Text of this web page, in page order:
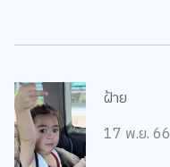
ฝ้าย
17 พ.ย. 66